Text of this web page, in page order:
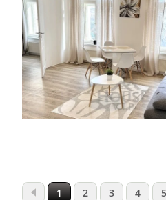
1 2 3 4 5